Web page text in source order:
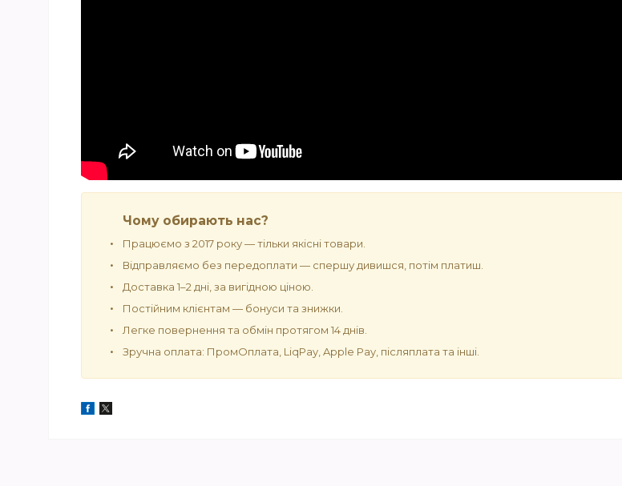
Чому обирають нас?
Працюємо з 2017 року — тільки якісні товари.
Відправляємо без передоплати — спершу дивишся, потім платиш.
Доставка 1–2 дні, за вигідною ціною.
Постійним клієнтам — бонуси та знижки.
Легке повернення та обмін протягом 14 днів.
Зручна оплата: ПромОплата, LiqPay, Apple Pay, післяплата та інші.